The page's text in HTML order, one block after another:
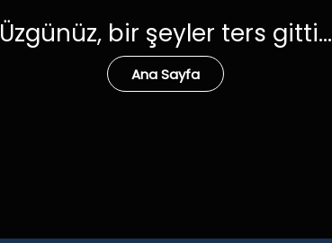
Üzgünüz, bir şeyler ters gitti...
Ana Sayfa